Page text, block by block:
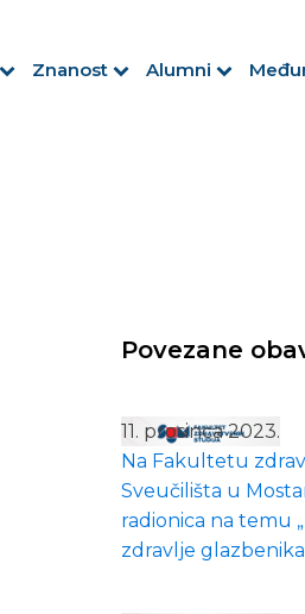
Znanost Alumni
Povezane
11. prosinca 2023.
Na Fakultetu
Sveučilišta u
radionica na temu
zdravlje